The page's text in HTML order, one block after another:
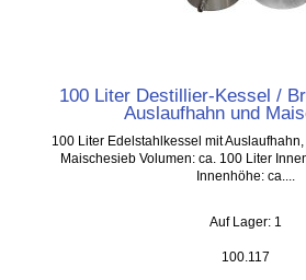
100 Liter Destillier-Kessel /
Auslaufhahn und
100 Liter Edelstahlkessel mit
Maischesieb Volumen: ca. 100 Liter
Innenhöhe: ca....
Auf Lager: 1
100.117